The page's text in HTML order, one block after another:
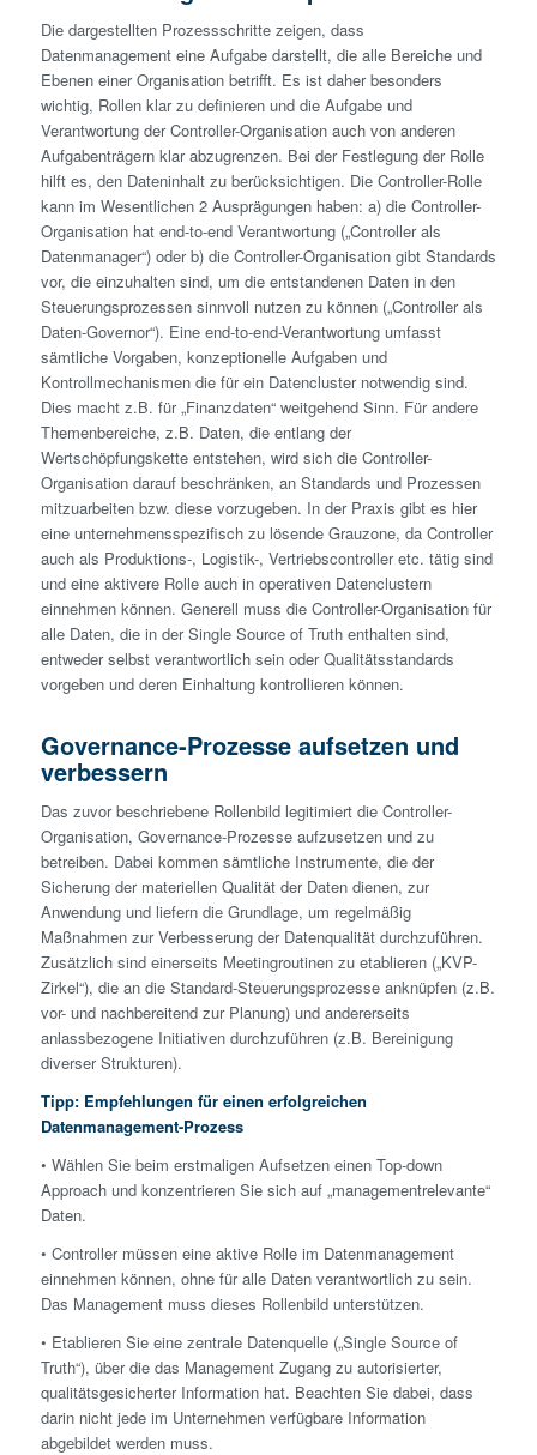
Die dargestellten Prozessschritte zeigen, dass
Datenmanagement eine Aufgabe darstellt, die alle Bereiche und
Ebenen einer Organisation betrifft. Es ist daher besonders
wichtig, Rollen klar zu definieren und die Aufgabe und
Verantwortung der Controller-Organisation auch von anderen
Aufgabenträgern klar abzugrenzen. Bei der Festlegung der Rolle
hilft es, den Dateninhalt zu berücksichtigen. Die Controller-Rolle
kann im Wesentlichen 2 Ausprägungen haben: a) die Controller-
Organisation hat end-to-end Verantwortung („Controller als
Datenmanager“) oder b) die Controller-Organisation gibt Standards
vor, die einzuhalten sind, um die entstandenen Daten in den
Steuerungsprozessen sinnvoll nutzen zu können („Controller als
Daten-Governor“). Eine end-to-end-Verantwortung umfasst
sämtliche Vorgaben, konzeptionelle Aufgaben und
Kontrollmechanismen die für ein Datencluster notwendig sind.
Dies macht z.B. für „Finanzdaten“ weitgehend Sinn. Für andere
Themenbereiche, z.B. Daten, die entlang der
Wertschöpfungskette entstehen, wird sich die Controller-
Organisation darauf beschränken, an Standards und Prozessen
mitzuarbeiten bzw. diese vorzugeben. In der Praxis gibt es hier
eine unternehmensspezifisch zu lösende Grauzone, da Controller
auch als Produktions-, Logistik-, Vertriebscontroller etc. tätig sind
und eine aktivere Rolle auch in operativen Datenclustern
einnehmen können. Generell muss die Controller-Organisation für
alle Daten, die in der Single Source of Truth enthalten sind,
entweder selbst verantwortlich sein oder Qualitätsstandards
vorgeben und deren Einhaltung kontrollieren können.
Governance-Prozesse aufsetzen und
verbessern
Das zuvor beschriebene Rollenbild legitimiert die Controller-
Organisation, Governance-Prozesse aufzusetzen und zu
betreiben. Dabei kommen sämtliche Instrumente, die der
Sicherung der materiellen Qualität der Daten dienen, zur
Anwendung und liefern die Grundlage, um regelmäßig
Maßnahmen zur Verbesserung der Datenqualität durchzuführen.
Zusätzlich sind einerseits Meetingroutinen zu etablieren („KVP-
Zirkel“), die an die Standard-Steuerungsprozesse anknüpfen (z.B.
vor- und nachbereitend zur Planung) und andererseits
anlassbezogene Initiativen durchzuführen (z.B. Bereinigung
diverser Strukturen).
Tipp: Empfehlungen für einen erfolgreichen
Datenmanagement-Prozess
• Wählen Sie beim erstmaligen Aufsetzen einen Top-down
Approach und konzentrieren Sie sich auf „managementrelevante“
Daten.
• Controller müssen eine aktive Rolle im Datenmanagement
einnehmen können, ohne für alle Daten verantwortlich zu sein.
Das Management muss dieses Rollenbild unterstützen.
• Etablieren Sie eine zentrale Datenquelle („Single Source of
Truth“), über die das Management Zugang zu autorisierter,
qualitätsgesicherter Information hat. Beachten Sie dabei, dass
darin nicht jede im Unternehmen verfügbare Information
abgebildet werden muss.